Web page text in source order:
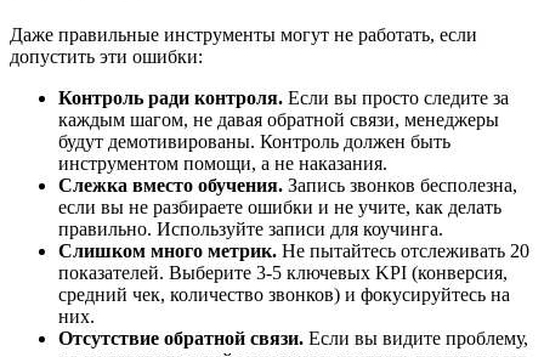
Даже правильные инструменты могут не работать, если
допустить эти ошибки:
Контроль ради контроля. Если вы просто следите за
каждым шагом, не давая обратной связи, менеджеры
будут демотивированы. Контроль должен быть
инструментом помощи, а не наказания.
Слежка вместо обучения. Запись звонков бесполезна,
если вы не разбираете ошибки и не учите, как делать
правильно. Используйте записи для коучинга.
Слишком много метрик. Не пытайтесь отслеживать 20
показателей. Выберите 3-5 ключевых KPI (конверсия,
средний чек, количество звонков) и фокусируйтесь на
них.
Отсутствие обратной связи. Если вы видите проблему,